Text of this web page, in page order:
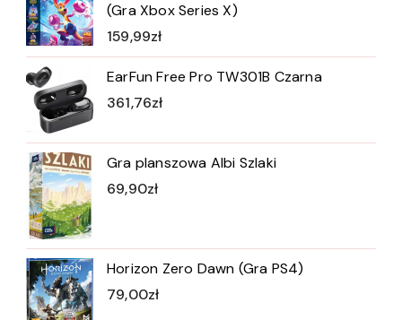
(Gra Xbox Series X)
159,99zł
EarFun Free Pro TW301B Czarna
361,76zł
Gra planszowa Albi Szlaki
69,90zł
Horizon Zero Dawn (Gra PS4)
79,00zł